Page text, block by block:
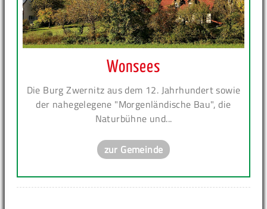
Wonsees
Die Burg Zwernitz aus dem 12. Jahrhundert sowie
der nahegelegene "Morgenländische Bau", die
Naturbühne und...
zur Gemeinde